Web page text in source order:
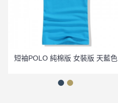
短袖POLO 純棉版 女裝版 天藍色